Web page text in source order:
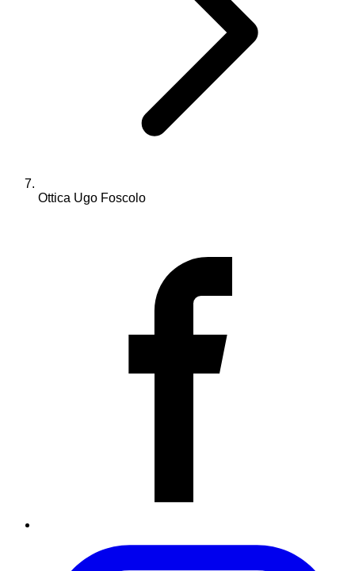
Ottica Ugo Foscolo